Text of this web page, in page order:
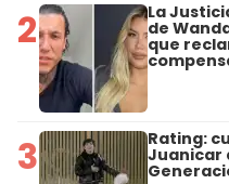
2 La
de
que
3 Rating:
Juanicar